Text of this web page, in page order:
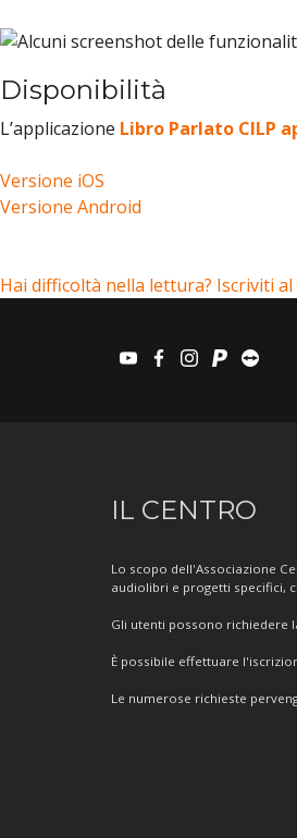
Disponibilità
L’applicazione Libro Parlato CILP
Versione iOS
Versione Android
Hai difficoltà nella lettura? Iscriviti
youtubefacebook
instagram
paypal
Informazioni
IL CENTRO
Lo scopo dell'Associazione
audiolibri e progetti specifici,
Gli utenti possono richiedere
È possibile effettuare
Le numerose richieste